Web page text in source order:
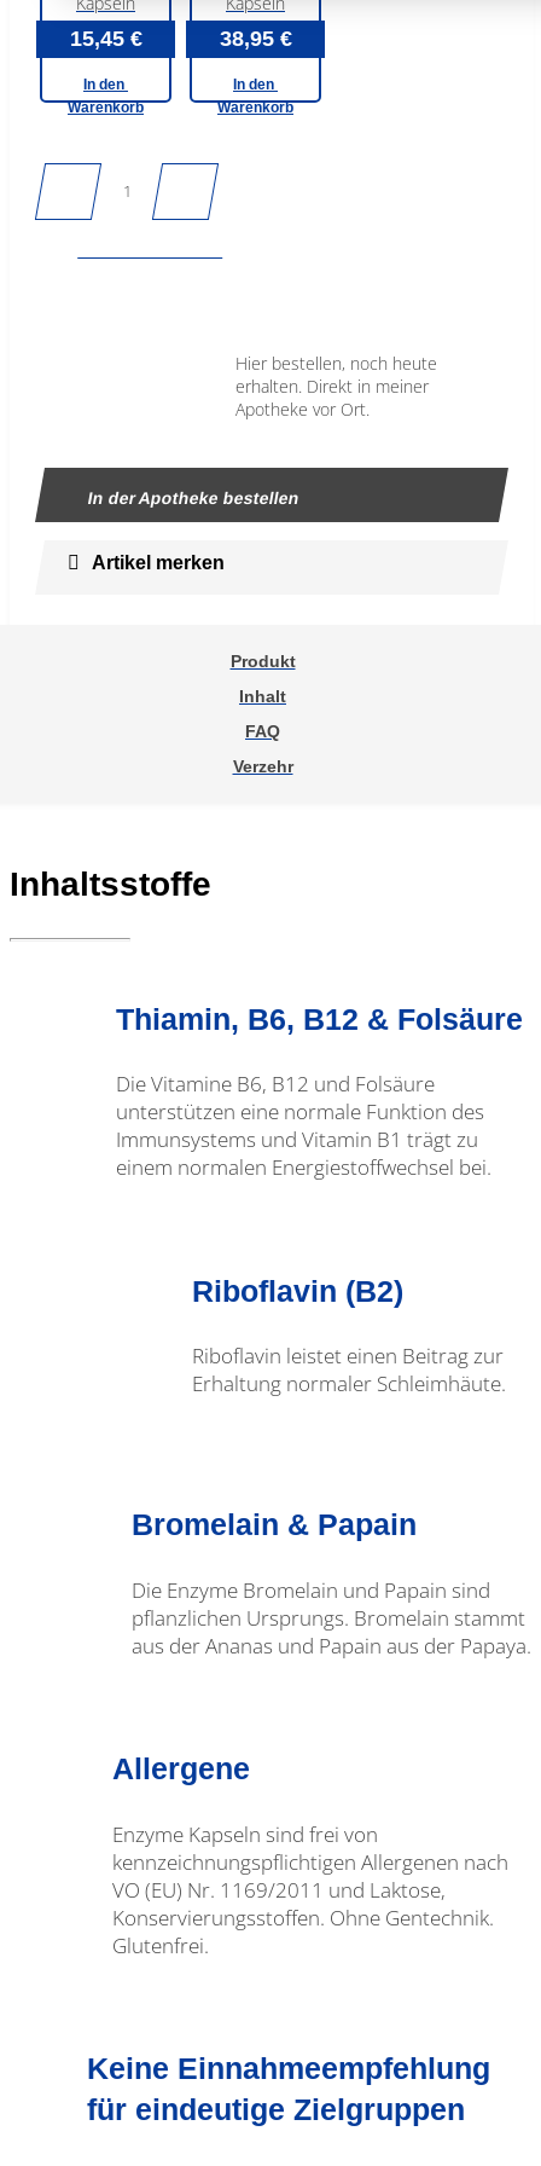
15,45 €
In den
Warenkorb
38,95 €
In den
Warenkorb
Hier bestellen, noch heute
erhalten. Direkt in meiner
Apotheke vor Ort.
In der Apotheke bestellen
Artikel merken
Produkt
Inhalt
FAQ
Verzehr
Inhaltsstoffe
Thiamin, B6, B12 & Folsäure
Die Vitamine B6, B12 und Folsäure
unterstützen eine normale Funktion des
Immunsystems und Vitamin B1 trägt zu
einem normalen Energiestoffwechsel bei.
Riboflavin (B2)
Riboflavin leistet einen Beitrag zur
Erhaltung normaler Schleimhäute.
Bromelain & Papain
Die Enzyme Bromelain und Papain sind
pflanzlichen Ursprungs. Bromelain stammt
aus der Ananas und Papain aus der Papaya.
Allergene
Enzyme Kapseln sind frei von
kennzeichnungspflichtigen Allergenen nach
VO (EU) Nr. 1169/2011 und Laktose,
Konservierungsstoffen. Ohne Gentechnik.
Glutenfrei.
Keine Einnahmeempfehlung
für eindeutige Zielgruppen